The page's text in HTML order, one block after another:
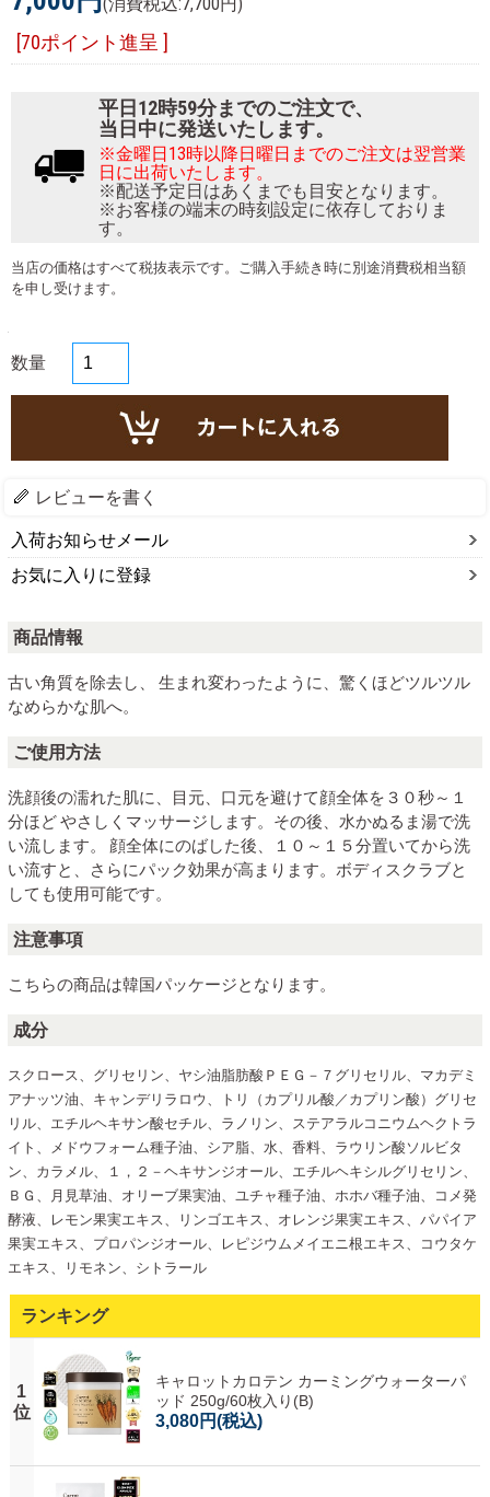
[70ポイント進呈 ]
平日12時59分までのご注文で、
当日中に発送いたします。
※金曜日13時以降日曜日までのご注文は翌営業
日に出荷いたします。
※配送予定日はあくまでも目安となります。
※お客様の端末の時刻設定に依存しておりま
す。
当店の価格はすべて税抜表示です。ご購入手続き時に別途消費税相当額
を申し受けます。
数量
レビューを書く
入荷お知らせメール
お気に入りに登録
商品情報
古い角質を除去し、 生まれ変わったように、驚くほどツルツル
なめらかな肌へ。
ご使用方法
洗顔後の濡れた肌に、目元、口元を避けて顔全体を３０秒～１
分ほど やさしくマッサージします。その後、水かぬるま湯で洗
い流します。 顔全体にのばした後、１０～１５分置いてから洗
い流すと、さらにパック効果が高まります。ボディスクラブと
しても使用可能です。
注意事項
こちらの商品は韓国パッケージとなります。
成分
スクロース、グリセリン、ヤシ油脂肪酸ＰＥＧ－７グリセリル、マカデミ
アナッツ油、キャンデリラロウ、トリ（カプリル酸／カプリン酸）グリセ
リル、エチルヘキサン酸セチル、ラノリン、ステアラルコニウムヘクトラ
イト、メドウフォーム種子油、シア脂、水、香料、ラウリン酸ソルビタ
ン、カラメル、１，２－ヘキサンジオール、エチルヘキシルグリセリン、
ＢＧ、月見草油、オリーブ果実油、ユチャ種子油、ホホバ種子油、コメ発
酵液、レモン果実エキス、リンゴエキス、オレンジ果実エキス、パパイア
果実エキス、プロパンジオール、レピジウムメイエニ根エキス、コウタケ
エキス、リモネン、シトラール
ランキング
1
位
キャロットカロテン カーミングウォーターパ
ッド 250g/60枚入り(B)
3,080円(税込)